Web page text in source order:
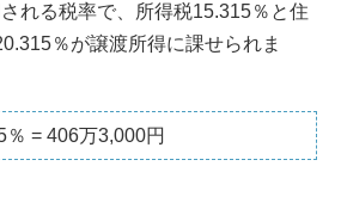
れる税率で、所得税15.315％と住
％が譲渡所得に課せられま
= 406万3,000円